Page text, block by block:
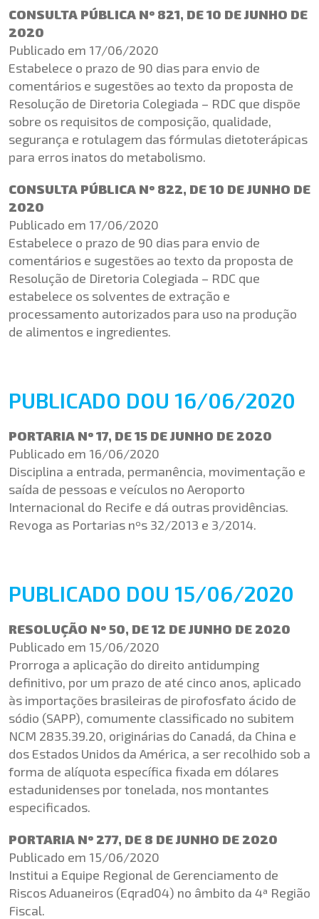
CONSULTA PÚBLICA Nº 821, DE 10 DE JUNHO DE
2020
Publicado em 17/06/2020
Estabelece o prazo de 90 dias para envio de
comentários e sugestões ao texto da proposta de
Resolução de Diretoria Colegiada – RDC que dispõe
sobre os requisitos de composição, qualidade,
segurança e rotulagem das fórmulas dietoterápicas
para erros inatos do metabolismo.
CONSULTA PÚBLICA Nº 822, DE 10 DE JUNHO DE
2020
Publicado em 17/06/2020
Estabelece o prazo de 90 dias para envio de
comentários e sugestões ao texto da proposta de
Resolução de Diretoria Colegiada – RDC que
estabelece os solventes de extração e
processamento autorizados para uso na produção
de alimentos e ingredientes.
PUBLICADO DOU 16/06/2020
PORTARIA Nº 17, DE 15 DE JUNHO DE 2020
Publicado em 16/06/2020
Disciplina a entrada, permanência, movimentação e
saída de pessoas e veículos no Aeroporto
Internacional do Recife e dá outras providências.
Revoga as Portarias nºs 32/2013 e 3/2014.
PUBLICADO DOU 15/06/2020
RESOLUÇÃO Nº 50, DE 12 DE JUNHO DE 2020
Publicado em 15/06/2020
Prorroga a aplicação do direito antidumping
definitivo, por um prazo de até cinco anos, aplicado
às importações brasileiras de pirofosfato ácido de
sódio (SAPP), comumente classificado no subitem
NCM 2835.39.20, originárias do Canadá, da China e
dos Estados Unidos da América, a ser recolhido sob a
forma de alíquota específica fixada em dólares
estadunidenses por tonelada, nos montantes
especificados.
PORTARIA Nº 277, DE 8 DE JUNHO DE 2020
Publicado em 15/06/2020
Institui a Equipe Regional de Gerenciamento de
Riscos Aduaneiros (Eqrad04) no âmbito da 4ª Região
Fiscal.